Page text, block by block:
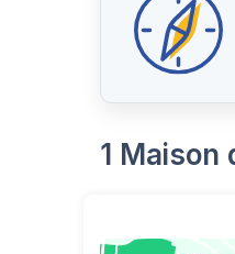
1 Maison